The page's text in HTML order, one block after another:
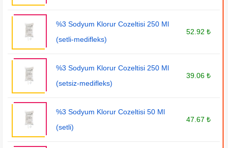
%3 Sodyum Klorur Cozeltisi 250 Ml
(setli-medifleks)
52.92 ₺
%3 Sodyum Klorur Cozeltisi 250 Ml
(setsiz-medifleks)
39.06 ₺
%3 Sodyum Klorur Cozeltisi 50 Ml
(setli)
47.67 ₺